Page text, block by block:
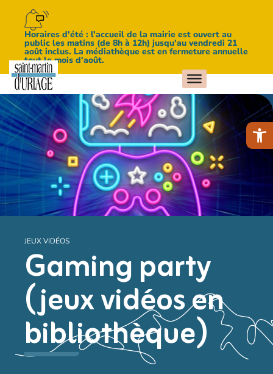
Horaires d'été : l'accueil de la mairie est ouvert au
public les matins (de 8h à 12h) jusqu'au vendredi 21
août inclus. La médiathèque est en fermeture annuelle
tout le mois d'août.
JEUX VIDÉOS
Gaming party
(jeux vidéos en
bibliothèque)